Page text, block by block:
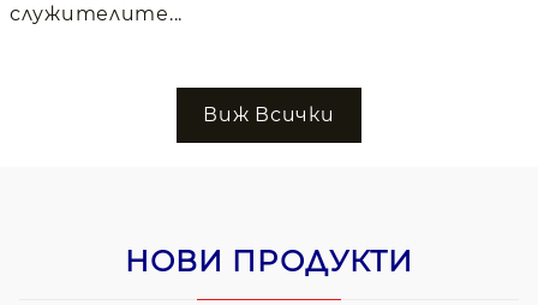
служителите...
Виж Всички
НОВИ ПРОДУКТИ